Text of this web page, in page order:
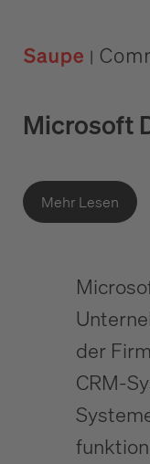
Microsoft
Mehr Lesen
der
CRM-